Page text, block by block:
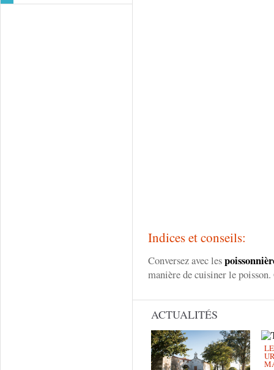
Indices et conseils:
Conversez avec les
manière de cuisiner le
ACTUALITÉS